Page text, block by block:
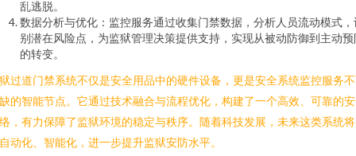
乱逃脱。
数据分析与优化：监控服务通过收集门禁数据，分析人员流动模式，
别潜在风险点，为监狱管理决策提供支持，实现从被动防御到主动预
的转变。
过道门禁系统不仅是安全用品中的硬件设备，更是安全系统监控服务
的智能节点。它通过技术融合与流程优化，构建了一个高效、可靠的
，有力保障了监狱环境的稳定与秩序。随着科技发展，未来这类系统
动化、智能化，进一步提升监狱安防水平。